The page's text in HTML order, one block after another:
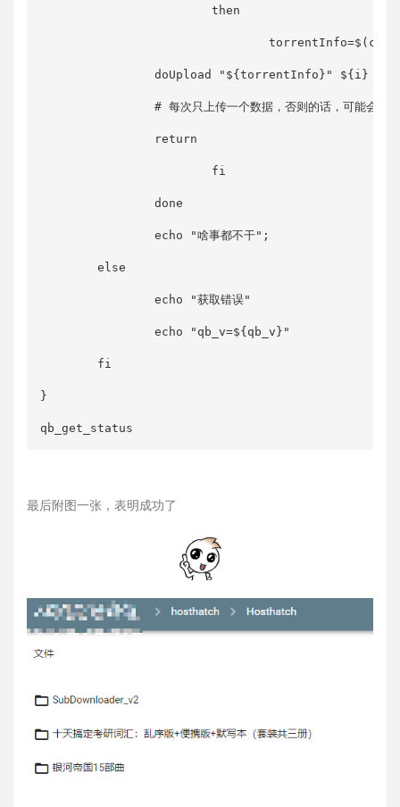
                        then
                doUpload "${torrentInfo}" ${i}
# 每次只上传一个数据，否则的话，可能会导致
                return
                        fi
                done
                echo "啥事都不干";
        else
                echo "获取错误"
                echo "qb_v=${qb_v}"
        fi
}
qb_get_status
最后附图一张，表明成功了